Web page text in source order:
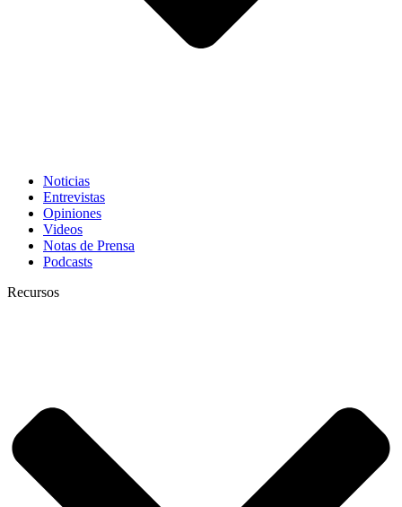
Noticias
Entrevistas
Opiniones
Videos
Notas de Prensa
Podcasts
Recursos